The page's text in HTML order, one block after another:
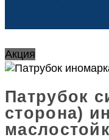
Акция
Патрубок
сторона)